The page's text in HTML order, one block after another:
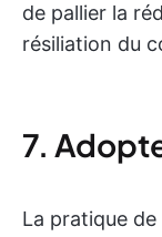
de pallier la
résiliation du
7.
La pratique